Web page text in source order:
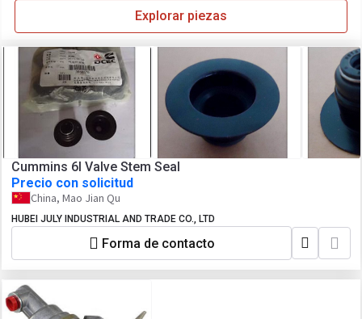
Explorar piezas
Cummins 6l Valve Stem Seal
Precio con solicitud
China, Mao Jian Qu
HUBEI JULY INDUSTRIAL AND TRADE CO., LTD
Forma de contacto